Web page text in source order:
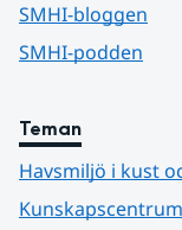
SMHI-bloggen
SMHI-podden
Teman
Havsmiljö i kust